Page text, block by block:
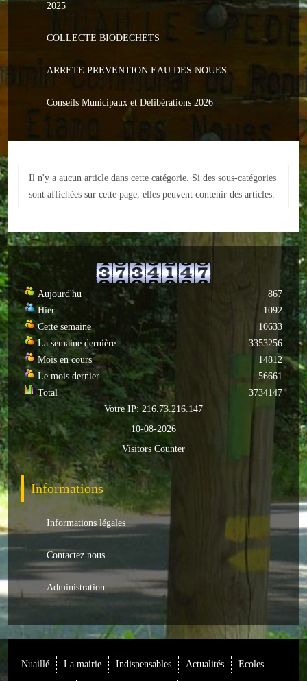
INDISPENSABLES
Nouveaux arrivants
Le PACS
Voter
Urbanisme
Santé
Culturel
Divers
Arrêtes en cours
ACTUALITÉS
ECOLES
Ecole publique
Ecole privée
ASSOCIATIONS
Sportives
Loisirs et animations
Culturelles
Parents d'élèves
2025
COLLECTE BIODECHETS
ARRETE PREVENTION EAU DES NOUES
Conseils Municipaux et Délibérations 2026
Il n'y a aucun article dans cette catégorie. Si des sous-catégories
sont affichées sur cette page, elles peuvent contenir des articles.
Aujourd'hu
Hier
Cette semaine
La semaine dernière
Mois en cours
Le mois dernier
Total
867
1092
10633
3353256
14812
56661
3734147
Votre IP: 216.73.216.147
10-08-2026
Visitors Counter
Informations
Informations légales
Contactez nous
Administration
Nuaillé La mairie Indispensables Actualités Ecoles